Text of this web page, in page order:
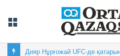
Дияр Нұрғожай UFC-де